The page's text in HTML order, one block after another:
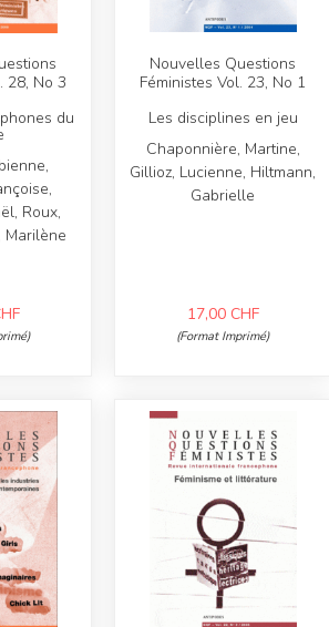
28, No 3
du
Roux,
Marilène
Nouvelles Questions
Féministes Vol. 23, No 1
Les disciplines en jeu
Chaponnière, Martine,
Gillioz, Lucienne, Hiltmann,
Gabrielle
17,00 CHF
(Format Imprimé)